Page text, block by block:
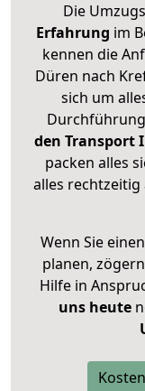
Die
Erfahrung im
kennen die
Düren nach
sich um
den Transport
packen alles
alles
Wenn Sie
planen,
Hilfe in
uns heute